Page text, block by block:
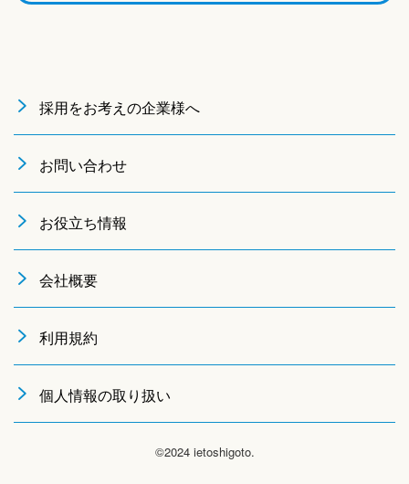
採用をお考えの企業様へ
お問い合わせ
お役立ち情報
会社概要
利用規約
個人情報の取り扱い
©2024 ietoshigoto.